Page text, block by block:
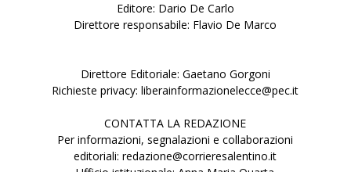
Editore: Dario De Carlo
Direttore responsabile: Flavio De Marco
Direttore Editoriale: Gaetano Gorgoni
Richieste privacy: liberainformazionelecce@pec.it
CONTATTA LA REDAZIONE
Per informazioni, segnalazioni e collaborazioni
editoriali: redazione@corrieresalentino.it